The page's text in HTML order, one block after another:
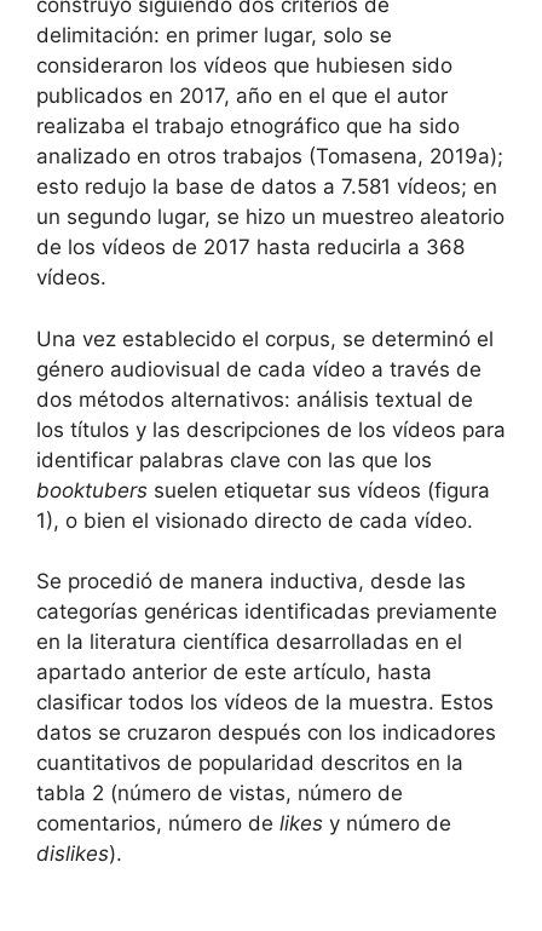
construyó siguiendo dos criterios de
delimitación: en primer lugar, solo se
consideraron los vídeos que hubiesen sido
publicados en 2017, año en el que el autor
realizaba el trabajo etnográfico que ha sido
analizado en otros trabajos (Tomasena, 2019a);
esto redujo la base de datos a 7.581 vídeos; en
un segundo lugar, se hizo un muestreo aleatorio
de los vídeos de 2017 hasta reducirla a 368
vídeos.
Una vez establecido el corpus, se determinó el
género audiovisual de cada vídeo a través de
dos métodos alternativos: análisis textual de
los títulos y las descripciones de los vídeos para
identificar palabras clave con las que los
booktubers suelen etiquetar sus vídeos (figura
1), o bien el visionado directo de cada vídeo.
Se procedió de manera inductiva, desde las
categorías genéricas identificadas previamente
en la literatura científica desarrolladas en el
apartado anterior de este artículo, hasta
clasificar todos los vídeos de la muestra. Estos
datos se cruzaron después con los indicadores
cuantitativos de popularidad descritos en la
tabla 2 (número de vistas, número de
comentarios, número de likes y número de
dislikes).